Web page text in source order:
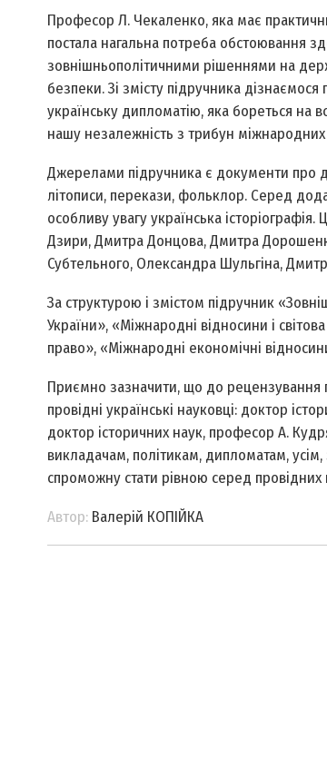
Професор Л. Чекаленко, яка має
постала нагальна потреба обстоювання
зовнішньополітичними рішеннями на
безпеки. Зі змісту підручника
українську дипломатію, яка бореться на
нашу незалежність з трибун міжнародних
Джерелами підручника є документи про
літописи, перекази, фольклор. Серед
особливу увагу українська
Дзири, Дмитра Донцова, Дмитра
Субтельного, Олександра Шульгіна,
За структурою і змістом підручник
України», «Міжнародні відносини і
право», «Міжнародні економічні
Приємно зазначити, що до рецензування
провідні українські науковці: доктор
доктор історичних наук, професор А.
викладачам, політикам, дипломатам,
спроможну стати рівною серед провідних
Автор:Валерій КОПІЙКА